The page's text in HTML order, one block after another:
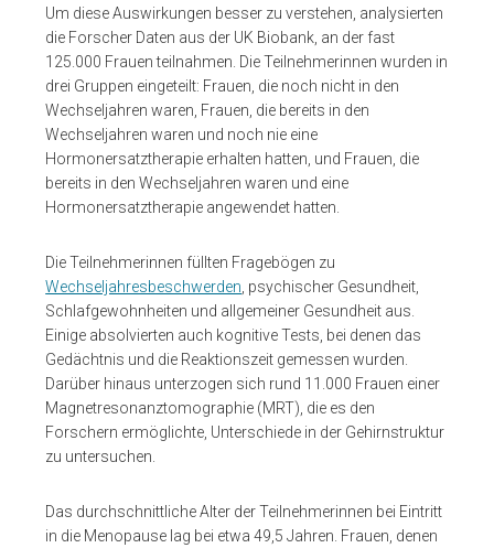
Um diese Auswirkungen besser zu verstehen, analysierten
die Forscher Daten aus der UK Biobank, an der fast
125.000 Frauen teilnahmen. Die Teilnehmerinnen wurden in
drei Gruppen eingeteilt: Frauen, die noch nicht in den
Wechseljahren waren, Frauen, die bereits in den
Wechseljahren waren und noch nie eine
Hormonersatztherapie erhalten hatten, und Frauen, die
bereits in den Wechseljahren waren und eine
Hormonersatztherapie angewendet hatten.
Die Teilnehmerinnen füllten Fragebögen zu
Wechseljahresbeschwerden , psychischer Gesundheit,
Schlafgewohnheiten und allgemeiner Gesundheit aus.
Einige absolvierten auch kognitive Tests, bei denen das
Gedächtnis und die Reaktionszeit gemessen wurden.
Darüber hinaus unterzogen sich rund 11.000 Frauen einer
Magnetresonanztomographie (MRT), die es den
Forschern ermöglichte, Unterschiede in der Gehirnstruktur
zu untersuchen.
Das durchschnittliche Alter der Teilnehmerinnen bei Eintritt
in die Menopause lag bei etwa 49,5 Jahren. Frauen, denen